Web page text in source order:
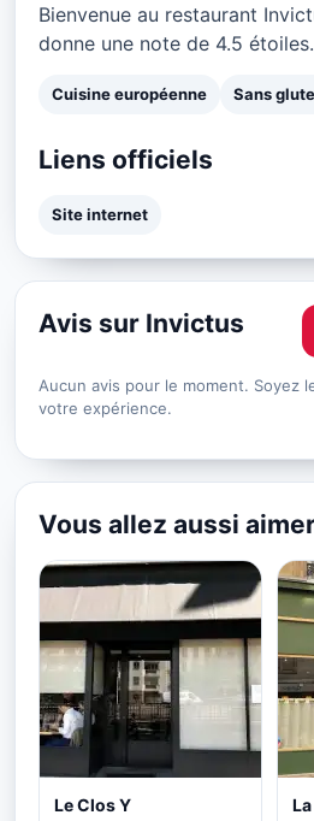
Bienvenue au restaurant
donne une note de 4.5 étoiles.
Cuisine européenne Sans
Liens officiels
Site internet
Avis sur Invictus
Aucun avis pour le moment. Soyez
votre expérience.
Vous allez aussi
Le Clos Y